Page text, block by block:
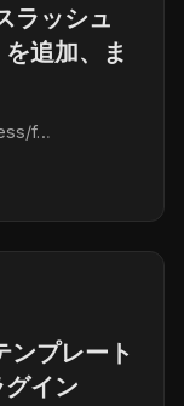
ラッシュ
追加、ま
f…
プレート
イン